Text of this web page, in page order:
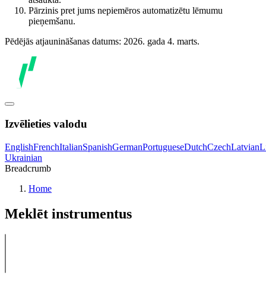
Pārzinis pret jums nepiemēros automatizētu lēmumu
pieņemšanu.
Pēdējās atjaunināšanas datums: 2026. gada 4. marts.
Izvēlieties valodu
EnglishFrenchItalianSpanishGermanPortugueseDutchCzechLatvian
Ukrainian
Breadcrumb
Home
Meklēt instrumentus